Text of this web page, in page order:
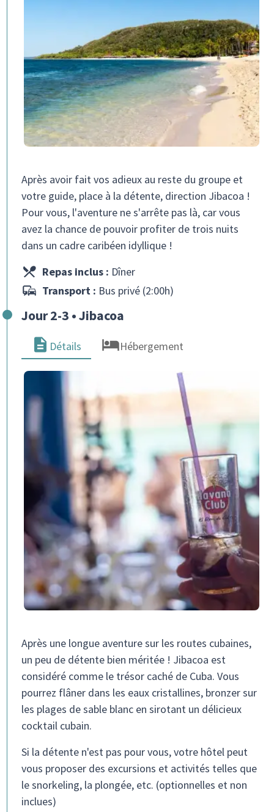
Après avoir fait vos adieux au reste du groupe et
votre guide, place à la détente, direction Jibacoa !
Pour vous, l'aventure ne s'arrête pas là, car vous
avez la chance de pouvoir profiter de trois nuits
dans un cadre caribéen idyllique !
Repas inclus : Dîner
Transport : Bus privé (2:00h)
Jour 2-3 • Jibacoa
Détails Hébergement
Après une longue aventure sur les routes cubaines,
un peu de détente bien méritée ! Jibacoa est
considéré comme le trésor caché de Cuba. Vous
pourrez flâner dans les eaux cristallines, bronzer sur
les plages de sable blanc en sirotant un délicieux
cocktail cubain.
Si la détente n'est pas pour vous, votre hôtel peut
vous proposer des excursions et activités telles que
le snorkeling, la plongée, etc. (optionnelles et non
inclues)